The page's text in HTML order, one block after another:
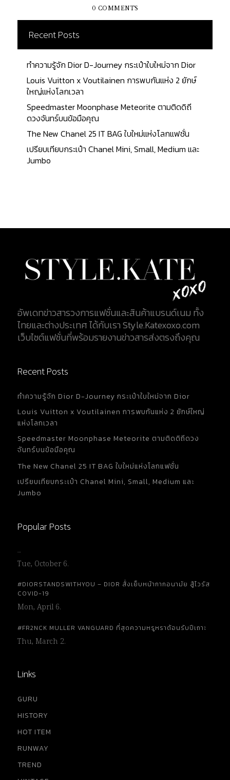
กรุงปารีส หลุยส์–ฟรังซัว คาร์เทียร์ (Louis-François
Cartier) ได้ริเริ่มเส้นทางสายอาชีพด้วยการเข้าร่วม
ฝึกงานฝีมือกับ อดอล์ฟ พิการ์ด ที่ขึ้นชื่อว่าเป็นสุดยอด
ครูช่างฝีมือในการทำนาฬิกา หลังจากได้ฝึกฝนจนมี
ความเชี่ยวชาญ คาร์เทียร์ ก็ได้รับช่วงดูแลเวิร์คช็อปของ
อาจารย์ และได้ทำการก่อตั้งเป็นร้านค้าเพชรเล็ก ๆ โดย
ไม่นานหลังจากนั้น คาร์เทียร์ ก็เป็นที่รู้จัก อีกทั้งมีชื่อ
เสียงโด่งดัง และเป็นที่ชื่นชอบของเจ้าหญิงมาทิลดาพระ
ญาติของพระเจ้านโปเลียนที่ 3 อีกด้วย Love Ring
คอลเลกชั่น LOVE ที่เป็นสัญลักษณ์แห่งความรัก ความ
โรแมนติกที่น่าหลงใหลตลอดกาล และในวันนี้เราได้
ทำการรวบรวมข้อมูลแหวนทั้ง 20 วง พร้อมราคามาให้
สุภาพสตรี และสุภาพบุรุษที่มีความชื่นชอบ หลงไหล
Diamonds White Gold, Diamonds ราคา $3,500...
0 COMMENTS
Recent Posts
ทำความรู้จัก Dior D-Journey กระเป๋าใบใหม่จาก Dior
Louis Vuitton x Voutilainen การพบกันแห่ง 2 ยักษ์
ใหญ่แห่งโลกเวลา
Speedmaster Moonphase Meteorite ตามติดดิถี
ดวงจันทร์บนข้อมือคุณ
The New Chanel 25 IT BAG ใบใหม่แห่งโลกแฟชั่น
เปรียบเทียบกระเป๋า Chanel Mini, Small, Medium และ
Jumbo
อัพเดทข่าวสารวงการแฟชั่นและสินค้าแบรนด์เนม ทั้ง
ไทยและต่างประเทศ ได้กับเรา Style.Katexoxo.com
เว็บไซต์แฟชั่นที่พร้อมรายงานข่าวสารส่งตรงถึงคุณ
Recent Posts
ทำความรู้จัก Dior D-Journey กระเป๋าใบใหม่จาก Dior
Louis Vuitton x Voutilainen การพบกันแห่ง 2 ยักษ์ใหญ่
แห่งโลกเวลา
Speedmaster Moonphase Meteorite ตามติดดิถีดวง
จันทร์บนข้อมือคุณ
The New Chanel 25 IT BAG ใบใหม่แห่งโลกแฟชั่น
เปรียบเทียบกระเป๋า Chanel Mini, Small, Medium และ
Jumbo
Popular Posts
…
Tue, October 6.
#DIORSTANDSWITHYOU – DIOR สั่งเย็บหน้ากากอนามัย สู้ไวรัส
COVID-19
Mon, April 6.
#FR2NCK MULLER VANGUARD ที่สุดความหรูหราต้อนรับปีเถาะ
Thu, March 2.
Links
GURU
HISTORY
HOT ITEM
RUNWAY
TREND